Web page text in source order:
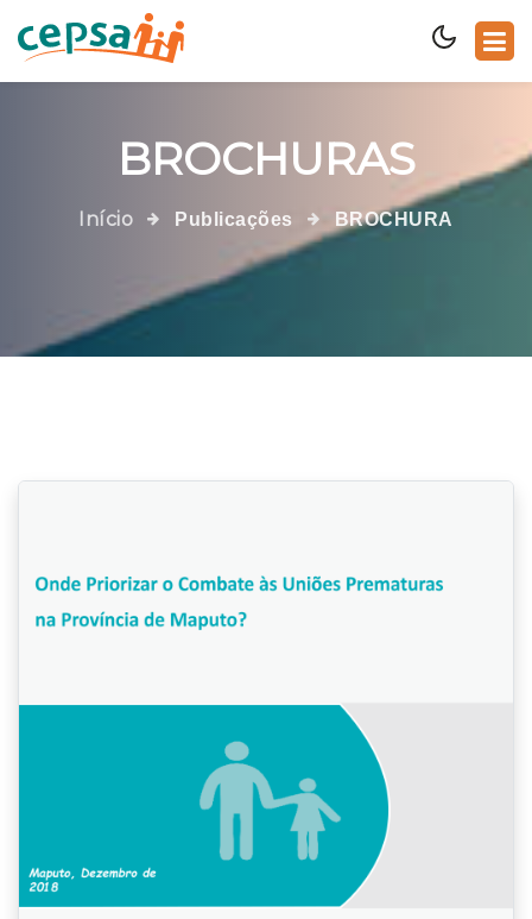
BROCHURAS
Início Publicações BROCHURA